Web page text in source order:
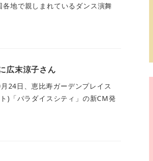
地で親しまれているダンス演舞
広末涼子さん
24日、恵比寿ガーデンプレイス
)「パラダイスシティ」の新CM発